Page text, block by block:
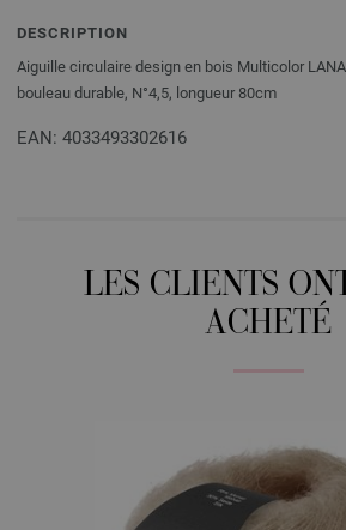
DESCRIPTION
Aiguille circulaire design en bois Multicolor
bouleau durable, N°4,5, longueur 80cm
EAN: 4033493302616
LES CLIENTS
ACHETÉ